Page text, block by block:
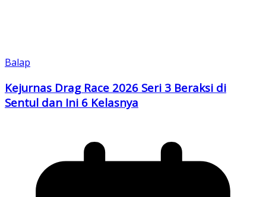
Balap
Kejurnas Drag Race 2026 Seri 3 Beraksi di
Sentul dan Ini 6 Kelasnya